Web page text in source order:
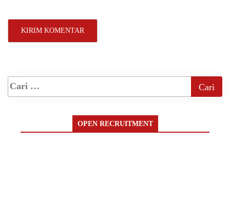
OPEN RECRUITMENT